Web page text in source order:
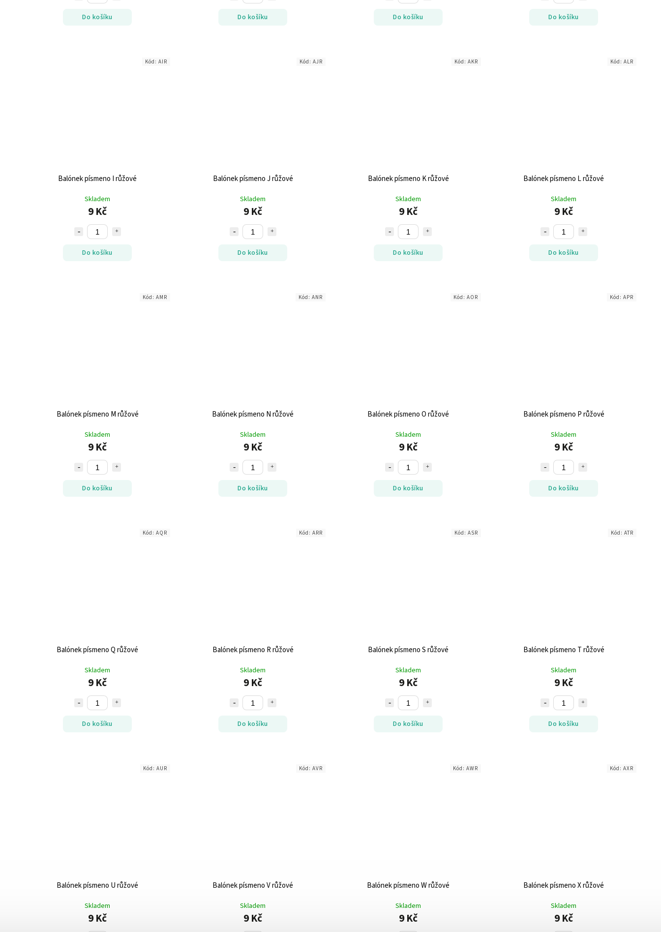
Do košíku Do košíku Do košíku Do košíku
Balónek písmeno I růžové
Skladem
9 Kč
Do košíku
Kód: AIR
Balónek písmeno J růžové
Skladem
9 Kč
Do košíku
Kód: AJR
Balónek písmeno K růžové
Skladem
9 Kč
Do košíku
Kód: AKR
Balónek písmeno L růžové
Skladem
9 Kč
Do košíku
Kód: ALR
Balónek písmeno M růžové
Skladem
9 Kč
Do košíku
Kód: AMR
Balónek písmeno N růžové
Skladem
9 Kč
Do košíku
Kód: ANR
Balónek písmeno O růžové
Skladem
9 Kč
Do košíku
Kód: AOR
Balónek písmeno P růžové
Skladem
9 Kč
Do košíku
Kód: APR
Balónek písmeno Q růžové
Skladem
9 Kč
Do košíku
Kód: AQR
Balónek písmeno R růžové
Skladem
9 Kč
Do košíku
Kód: ARR
Balónek písmeno S růžové
Skladem
9 Kč
Do košíku
Kód: ASR
Balónek písmeno T růžové
Skladem
9 Kč
Do košíku
Kód: ATR
Balónek písmeno U růžové
Skladem
9 Kč
Kód: AUR
Balónek písmeno V růžové
Skladem
9 Kč
Kód: AVR
Balónek písmeno W růžové
Skladem
9 Kč
Kód: AWR
Balónek písmeno X růžové
Skladem
9 Kč
Kód: AXR